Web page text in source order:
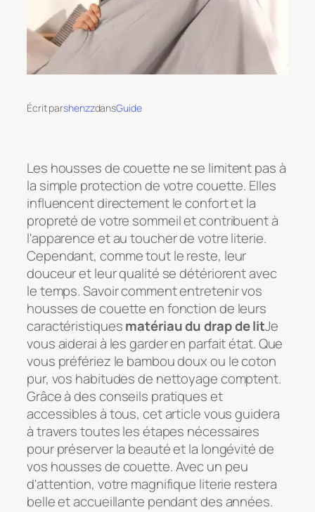
Écrit parshenzzdansGuide
Les housses de couette ne se limitent pas à
la simple protection de votre couette. Elles
influencent directement le confort et la
propreté de votre sommeil et contribuent à
l'apparence et au toucher de votre literie.
Cependant, comme tout le reste, leur
douceur et leur qualité se détériorent avec
le temps. Savoir comment entretenir vos
housses de couette en fonction de leurs
caractéristiquesmatériau du drap de litJe
vous aiderai à les garder en parfait état. Que
vous préfériez le bambou doux ou le coton
pur, vos habitudes de nettoyage comptent.
Grâce à des conseils pratiques et
accessibles à tous, cet article vous guidera
à travers toutes les étapes nécessaires
pour préserver la beauté et la longévité de
vos housses de couette. Avec un peu
d'attention, votre magnifique literie restera
belle et accueillante pendant des années.